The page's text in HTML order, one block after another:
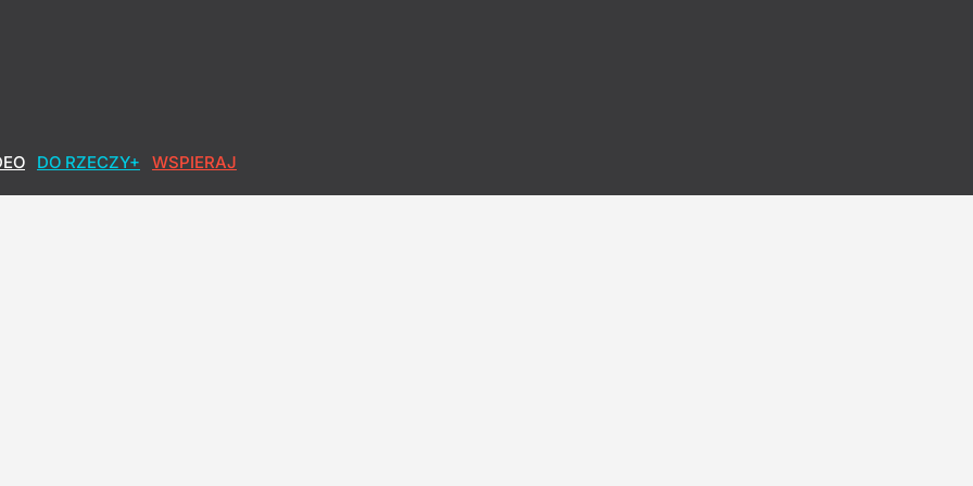
DO RZECZY+ WSPIERAJ
słowami Nawrockiego